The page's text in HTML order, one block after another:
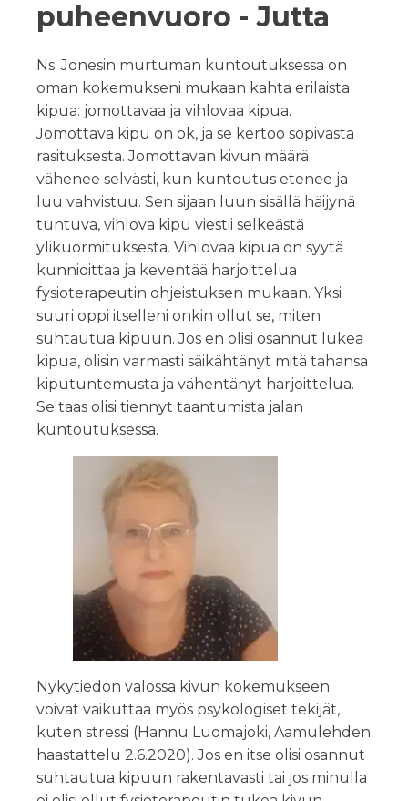
puheenvuoro - Jutta
Ns. Jonesin murtuman kuntoutuksessa on
oman kokemukseni mukaan kahta erilaista
kipua: jomottavaa ja vihlovaa kipua.
Jomottava kipu on ok, ja se kertoo sopivasta
rasituksesta. Jomottavan kivun määrä
vähenee selvästi, kun kuntoutus etenee ja
luu vahvistuu. Sen sijaan luun sisällä häijynä
tuntuva, vihlova kipu viestii selkeästä
ylikuormituksesta. Vihlovaa kipua on syytä
kunnioittaa ja keventää harjoittelua
fysioterapeutin ohjeistuksen mukaan. Yksi
suuri oppi itselleni onkin ollut se, miten
suhtautua kipuun. Jos en olisi osannut lukea
kipua, olisin varmasti säikähtänyt mitä tahansa
kiputuntemusta ja vähentänyt harjoittelua.
Se taas olisi tiennyt taantumista jalan
kuntoutuksessa.
Nykytiedon valossa kivun kokemukseen
voivat vaikuttaa myös psykologiset tekijät,
kuten stressi (Hannu Luomajoki, Aamulehden
haastattelu 2.6.2020). Jos en itse olisi osannut
suhtautua kipuun rakentavasti tai jos minulla